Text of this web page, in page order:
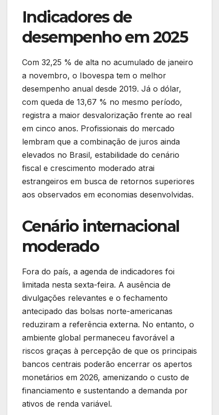
Indicadores de
desempenho em 2025
Com 32,25 % de alta no acumulado de janeiro
a novembro, o Ibovespa tem o melhor
desempenho anual desde 2019. Já o dólar,
com queda de 13,67 % no mesmo período,
registra a maior desvalorização frente ao real
em cinco anos. Profissionais do mercado
lembram que a combinação de juros ainda
elevados no Brasil, estabilidade do cenário
fiscal e crescimento moderado atrai
estrangeiros em busca de retornos superiores
aos observados em economias desenvolvidas.
Cenário internacional
moderado
Fora do país, a agenda de indicadores foi
limitada nesta sexta-feira. A ausência de
divulgações relevantes e o fechamento
antecipado das bolsas norte-americanas
reduziram a referência externa. No entanto, o
ambiente global permaneceu favorável a
riscos graças à percepção de que os principais
bancos centrais poderão encerrar os apertos
monetários em 2026, amenizando o custo de
financiamento e sustentando a demanda por
ativos de renda variável.